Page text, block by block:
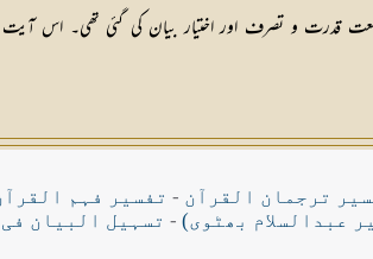
تصرف اور اختیار بیان کی گئی تھی۔ اس آیت میں
ترجمان القرآن - تفسیر فہم
عبدالسلام بھٹوی) - تسہیل البیان